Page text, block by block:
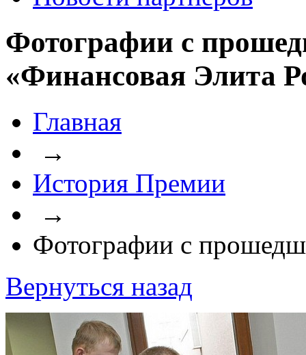
Фотографии с
«Финансовая Элита
Главная
→
История Премии
→
Фотографии с
Вернуться назад